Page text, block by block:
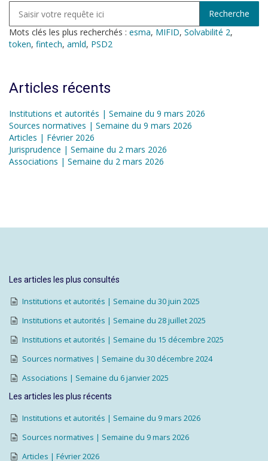
Mots clés les plus recherchés : esma, MIFID, Solvabilité 2,
token, fintech, amld, PSD2
Articles récents
Institutions et autorités | Semaine du 9 mars 2026
Sources normatives | Semaine du 9 mars 2026
Articles | Février 2026
Jurisprudence | Semaine du 2 mars 2026
Associations | Semaine du 2 mars 2026
Les articles les plus consultés
Institutions et autorités | Semaine du 30 juin 2025
Institutions et autorités | Semaine du 28 juillet 2025
Institutions et autorités | Semaine du 15 décembre 2025
Sources normatives | Semaine du 30 décembre 2024
Associations | Semaine du 6 janvier 2025
Les articles les plus récents
Institutions et autorités | Semaine du 9 mars 2026
Sources normatives | Semaine du 9 mars 2026
Articles | Février 2026